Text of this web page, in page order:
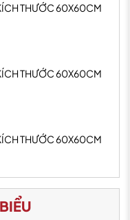
THƯỚC 60X60CM
THƯỚC 60X60CM
THƯỚC 60X60CM